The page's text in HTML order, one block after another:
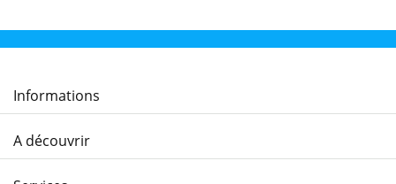
Informations
A découvrir